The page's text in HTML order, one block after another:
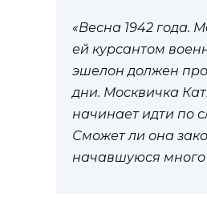
«Весна 1942 года.
ей курсантом
эшелон должен
дни. Москвичка
начинает идти по
Сможет ли она
начавшуюся много